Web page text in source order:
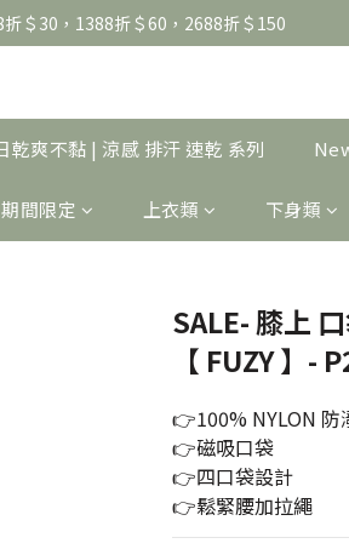
＄30，1388折＄60，2688折＄150
＄30，1388折＄60，2688折＄150
＄30，1388折＄60，2688折＄150
乾爽不黏 | 涼感 排汗 速乾 系列
期間限定 上衣類 下身類
SALE- 膝上
【 FUZY 】-
👉100% NYLON 防
👉磁吸口袋
👉四口袋設計
👉鬆緊腰加拉繩